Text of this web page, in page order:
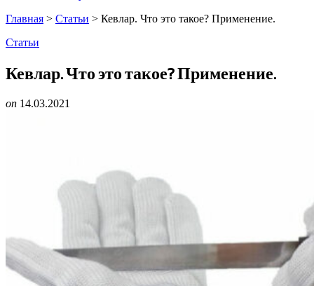
Главная > Статьи > Кевлар. Что это такое? Применение.
Статьи
Кевлар. Что это такое? Применение.
on 14.03.2021